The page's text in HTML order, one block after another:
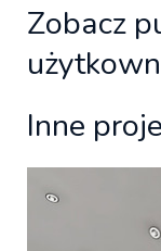
Zobacz
Inne